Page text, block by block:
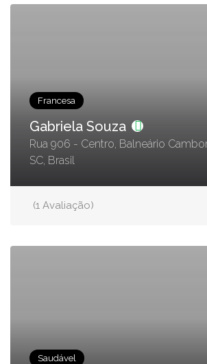
Francesa
Gabriela Souza
Rua 906 - Centro, Balneário
SC, Brasil
(1 Avaliação)
Saudável